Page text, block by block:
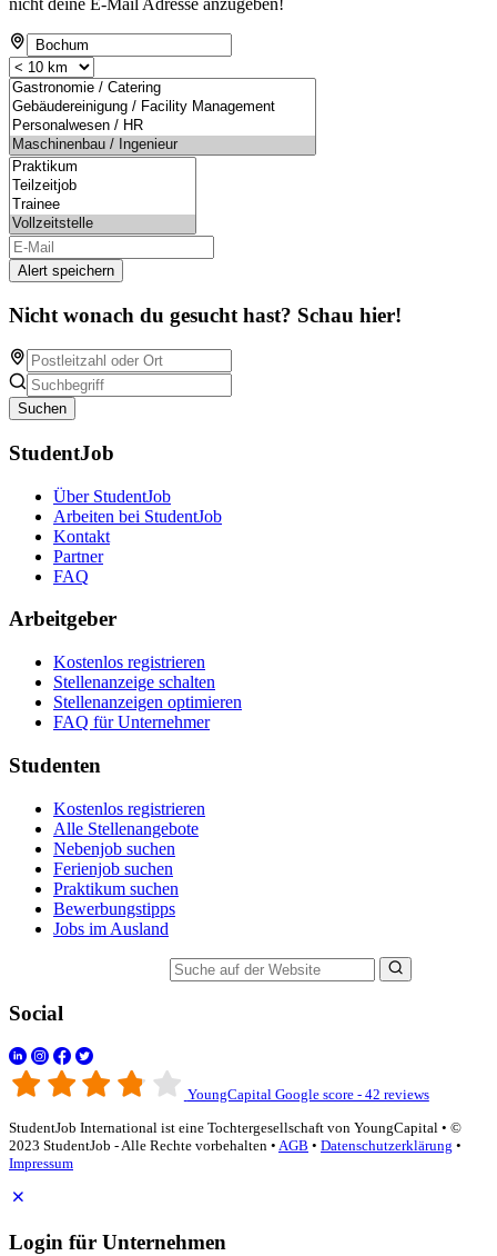
Alert speichern
Nicht wonach du gesucht hast? Schau hier!
Suchen
StudentJob
Über StudentJob
Arbeiten bei StudentJob
Kontakt
Partner
FAQ
Arbeitgeber
Kostenlos registrieren
Stellenanzeige schalten
Stellenanzeigen optimieren
FAQ für Unternehmer
Studenten
Kostenlos registrieren
Alle Stellenangebote
Nebenjob suchen
Ferienjob suchen
Praktikum suchen
Bewerbungstipps
Jobs im Ausland
Social
YoungCapital Google score - 42 reviews
StudentJob International ist eine Tochtergesellschaft von YoungCapital • ©
2023 StudentJob - Alle Rechte vorbehalten • AGB • Datenschutzerklärung •
Impressum
Login für Unternehmen